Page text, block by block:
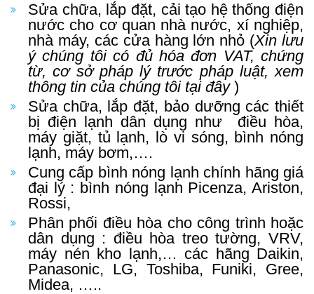
Sửa chữa, lắp đặt, cải tạo hệ thống điện
nước cho cơ quan nhà nước, xí nghiệp,
nhà máy, các cửa hàng lớn nhỏ (Xin lưu
ý chúng tôi có đủ hóa đơn VAT, chứng
từ, cơ sở pháp lý trước pháp luật, xem
thông tin của chúng tôi tại đây )
Sửa chữa, lắp đặt, bảo dưỡng các thiết
bị điện lạnh dân dụng như điều hòa,
máy giặt, tủ lạnh, lò vi sóng, bình nóng
lạnh, máy bơm,….
Cung cấp bình nóng lạnh chính hãng giá
đại lý : bình nóng lạnh Picenza, Ariston,
Rossi,
Phân phối điều hòa cho công trình hoặc
dân dụng : điều hòa treo tường, VRV,
máy nén kho lạnh,… các hãng Daikin,
Panasonic, LG, Toshiba, Funiki, Gree,
Midea, …..